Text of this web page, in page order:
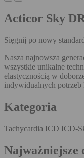
Acticor Sky
Sięgnij po nowy
Nasza najnowsza
wszystkie unikalne
elastycznością w
indywidualnych potrzeb
Kategoria
Tachycardia ICD ICD-
Najważniejsze